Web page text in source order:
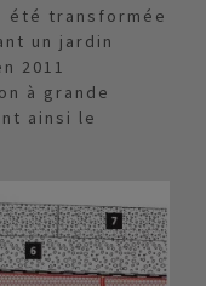
été transformée
un jardin
2011
à grande
ainsi le